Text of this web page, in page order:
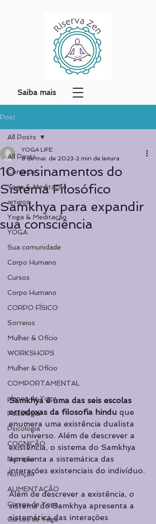
Saiba mais
Post
All Posts
Começar
Yoga & Meditação
artigos
Yoga & Meditação
YOGA
Sua comunidade
Corpo Humano
Cursos
Corpo Humano
CORPO FÍSICO
Sorteios
Mulher & Ofício
WORKSHOPS
Mulher & Ofício
COMPORTAMENTAL
planos de Yoga
Psicologia
Psicologia
COGNIÇÃO
Nutrição
Nutrição
ALIMENTAÇÃO
Cursos de Yoga
Cursos de Yoga
All Posts
10 ensinamentos do
Sistema Filosófico
Samkhya para expandir
sua consciência
YOGA LIFE
8 de mai. de 2023 2 min de leitura
Samkhya é uma das seis escolas
ortodoxas da filosofia hindu que
enumera uma existência dualista
do universo. Além de descrever a
existência, o sistema do Samkhya
apresenta a sistemática das
interações existenciais do indivíduo.
Além de descrever a existência, o
sistema do Samkhya apresenta a
sistemática das interações